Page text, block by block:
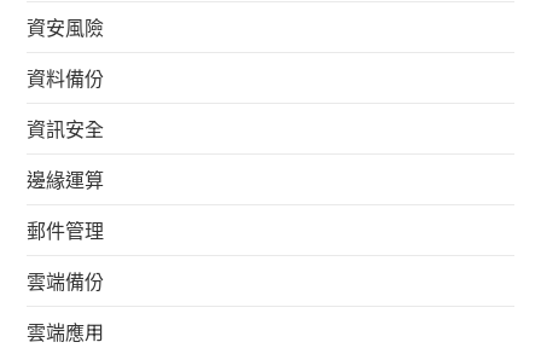
資安風險
資料備份
資訊安全
邊緣運算
郵件管理
雲端備份
雲端應用